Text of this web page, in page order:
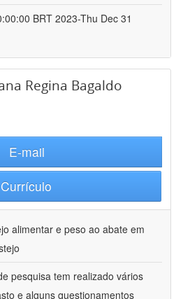
BRT 2023-Thu Dec 31
Regina Bagaldo
E-mail
Currículo
alimentar e peso ao abate em
pesquisa tem realizado vários
e alguns questionamentos